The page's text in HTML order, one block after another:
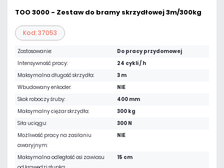
TOO 3000 - Zestaw do bramy skrzydłowej 3m/300kg
Kod: 37053
Zastosowanie:
Do pracy przydomowej
Intensywność pracy:
24 cykli / h
Maksymalna długość skrzydła:
3 m
Wbudowany enkoder:
NIE
Skok roboczy śruby:
400 mm
Maksymalny ciężar skrzydła:
300 kg
Siła uciągu:
300 N
Możliwość pracy na zasilaniu
awaryjnym:
NIE
Maksymalna odległość osi zawiasu
15 cm